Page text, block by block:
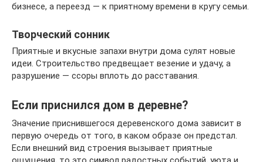
бизнесе, а переезд — к приятному времени в кругу семьи.
Творческий сонник
Приятные и вкусные запахи внутри дома сулят новые
идеи. Строительство предвещает везение и удачу, а
разрушение — ссоры вплоть до расставания.
Если приснился дом в деревне?
Значение приснившегося деревенского дома зависит в
первую очередь от того, в каком образе он предстал.
Если внешний вид строения вызывает приятные